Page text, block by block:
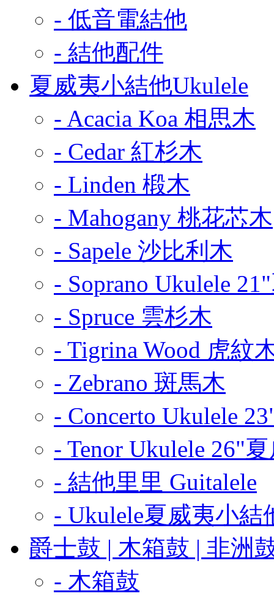
- 低音電結他
- 結他配件
夏威夷小結他Ukulele
- Acacia Koa 相思木
- Cedar 紅杉木
- Linden 椴木
- Mahogany 桃花芯木
- Sapele 沙比利木
- Soprano Ukulele
- Spruce 雲杉木
- Tigrina Wood 虎紋
- Zebrano 斑馬木
- Concerto Ukulele
- Tenor Ukulele 26"
- 結他里里 Guitalele
- Ukulele夏威夷小結
爵士鼓 | 木箱鼓 | 非洲
- 木箱鼓